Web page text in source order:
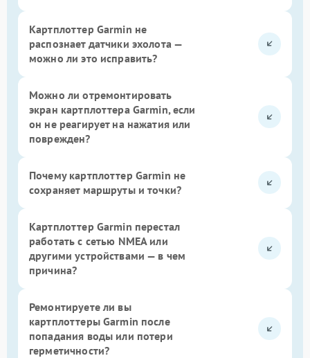
Картплоттер Garmin не
распознает датчики эхолота —
можно ли это исправить?
Можно ли отремонтировать
экран картплоттера Garmin, если
он не реагирует на нажатия или
поврежден?
Почему картплоттер Garmin не
сохраняет маршруты и точки?
Картплоттер Garmin перестал
работать с сетью NMEA или
другими устройствами — в чем
причина?
Ремонтируете ли вы
картплоттеры Garmin после
попадания воды или потери
герметичности?